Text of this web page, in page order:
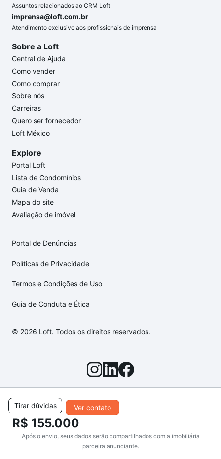
Ver contato
Tirar dúvidas
R$ 155.000
Após o envio, seus dados serão compartilhados com a imobiliária
parceira anunciante.
Assuntos relacionados ao CRM Loft
imprensa@loft.com.br
Atendimento exclusivo aos profissionais de imprensa
Sobre a Loft
Central de Ajuda
Como vender
Como comprar
Sobre nós
Carreiras
Quero ser fornecedor
Loft México
Explore
Portal Loft
Lista de Condomínios
Guia de Venda
Mapa do site
Avaliação de imóvel
Portal de Denúncias
Políticas de Privacidade
Termos e Condições de Uso
Guia de Conduta e Ética
© 2026 Loft. Todos os direitos reservados.